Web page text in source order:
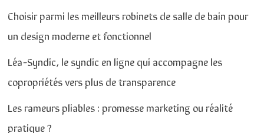
Choisir parmi les meilleurs robinets de salle de bain pour
un design moderne et fonctionnel
Léa-Syndic, le syndic en ligne qui accompagne les
copropriétés vers plus de transparence
Les rameurs pliables : promesse marketing ou réalité
pratique ?